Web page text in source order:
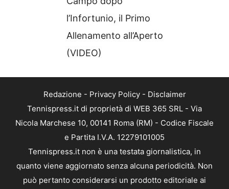
l’Infortunio, il Primo
Allenamento all’Aperto
(VIDEO)
Redazione - Privacy Policy- Disclaimer
Tennispress.it di proprietà di WEB 365 SRL - Via
Nicola Marchese 10, 00141 Roma (RM) - Codice Fiscale
e Partita I.V.A. 12279101005
Tennispress.it non è una testata giornalistica, in
quanto viene aggiornato senza alcuna periodicità. Non
può pertanto considerarsi un prodotto editoriale ai